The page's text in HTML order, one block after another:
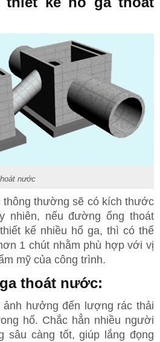
nước
thông thường sẽ có kích thước
nhiên, nếu đường ống thoát
kế nhiều hố ga, thì có thể
1 chút nhằm phù hợp với vị
mỹ của công trình.
thoát nước:
hưởng đến lượng rác thải
hố. Chắc hẳn nhiều người
sâu càng tốt, giúp lắng đọng